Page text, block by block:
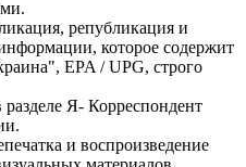
републикация и
которое содержит
EPA / UPG, строго
Я- Корреспондент
и воспроизведение